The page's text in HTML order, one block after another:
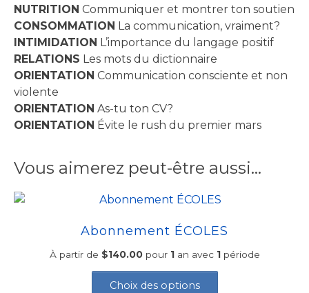
NUTRITION Communiquer et montrer ton soutien
CONSOMMATION La communication, vraiment?
INTIMIDATION L’importance du langage positif
RELATIONS Les mots du dictionnaire
ORIENTATION Communication consciente et non
violente
ORIENTATION As-tu ton CV?
ORIENTATION Évite le rush du premier mars
Vous aimerez peut-être aussi…
Abonnement ÉCOLES
À partir de $140.00pour 1an avec 1période
Choix des options
Ce